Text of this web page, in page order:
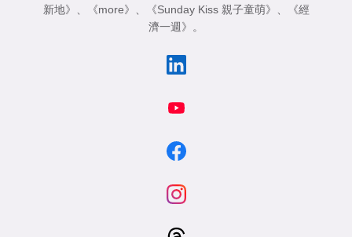
新地》
《more》 《Sunday Kiss 親子童萌》
《經
濟一週》
。